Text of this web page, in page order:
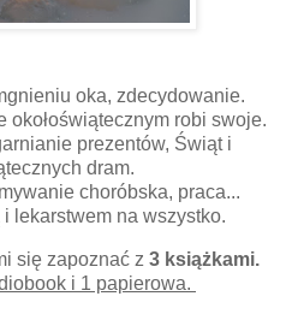
oka, zdecydowanie.
okołoświątecznym robi swoje.
prezentów, Świąt i
dram.
choróbska, praca...
i lekarstwem na wszystko.
się zapoznać z 3 książkami.
i 1 papierowa.